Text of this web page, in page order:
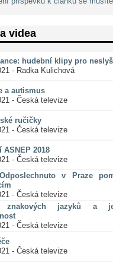
videa
hudební klipy pro
- Radka Kulichová
a autismus
- Česká televize
ručičky
- Česká televize
ASNEP 2018
- Česká televize
v Praze
- Česká televize
znakových jazyků a
- Česká televize
- Česká televize